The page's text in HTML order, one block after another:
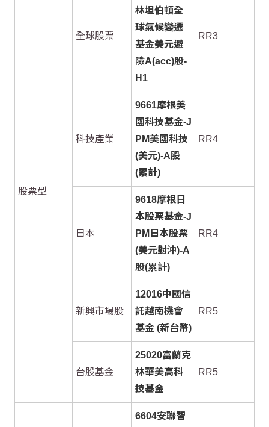
股票型
全球股票
林坦伯頓全
球氣候變遷
基金美元避
險A(acc)股-
H1
RR3
科技產業
9661摩根美
國科技基金-J
PM美國科技
(美元)-A股
(累計)
RR4
日本
9618摩根日
本股票基金-J
PM日本股票
(美元對沖)-A
股(累計)
RR4
新興市場股
12016中國信
託越南機會
基金 (新台幣)
RR5
台股基金
25020富蘭克
林華美高科
技基金
RR5
6604安聯智